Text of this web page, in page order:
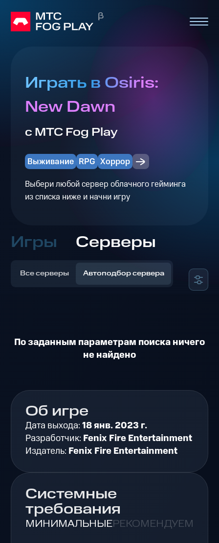
Играть в Osiris:
New Dawn
с МТС Fog Play
Выживание RPG Хоррор
Выбери любой сервер облачного гейминга
из списка ниже и начни игру
Игры Серверы
Все серверы Автоподбор сервера
По заданным параметрам поиска ничего
не найдено
Об игре
Дата выхода:18 янв. 2023 г.
Разработчик: Fenix Fire Entertainment
Издатель: Fenix Fire Entertainment
Системные
требования
МИНИМАЛЬНЫЕРЕКОМЕНДУЕМЫЕ